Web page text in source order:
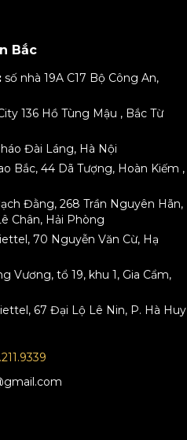
Bắc
số nhà 19A C17 Bộ Công An,
136 Hồ Tùng Mậu , Bắc Từ
Đài Láng, Hà Nội
Bắc, 44 Dã Tượng, Hoàn Kiếm ,
Đằng, 268 Trần Nguyên Hãn,
Chân, Hải Phòng
70 Nguyễn Văn Cừ, Hạ
Vương, tổ 19, khu 1, Gia Cẩm,
67 Đại Lộ Lê Nin, P. Hà Huy